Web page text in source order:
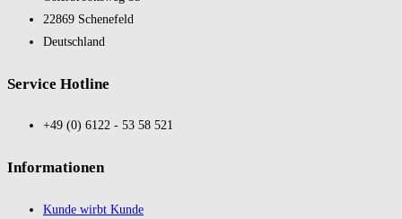
22869 Schene­feld
Deutsch­land
Service Hotline
+49 (0) 6122 - 53 58 521
In­for­ma­tio­nen
Kunde wirbt Kunde